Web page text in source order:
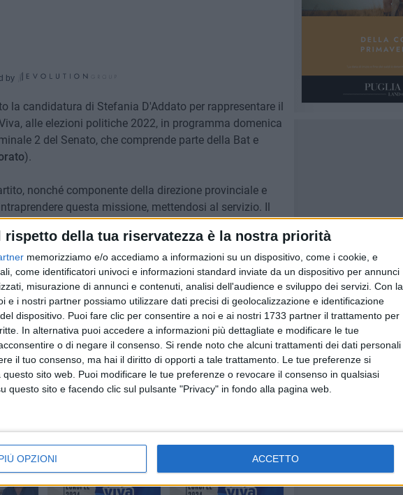
rispetto della tua riservatezza è la nostra priorità
memorizziamo e/o accediamo a informazioni su un dispositivo, come i cookie, e
come identificatori univoci e informazioni standard inviate da un dispositivo per annunci
misurazione di annunci e contenuti, analisi dell'audience e sviluppo dei servizi. Con la
e i nostri partner possiamo utilizzare dati precisi di geolocalizzazione e identificazione
dispositivo. Puoi fare clic per consentire a noi e ai nostri 1733 partner il trattamento per
In alternativa puoi accedere a informazioni più dettagliate e modificare le tue
o di negare il consenso. Si rende noto che alcuni trattamenti dei dati personali
il tuo consenso, ma hai il diritto di opporti a tale trattamento. Le tue preferenze si
sito web. Puoi modificare le tue preferenze o revocare il consenso in qualsiasi
questo sito e facendo clic sul pulsante "Privacy" in fondo alla pagina web.
OPZIONI ACCETTO
by
la candidatura di Stefania D'Addato per rappresentare il
alle elezioni politiche 2022, in programma domenica
2 del Senato, che comprende parte della Bat e
).
nonché componente della direzione provinciale e
questa missione, mettendosi al servizio. Il
di assessore alla cultura e al rapporto con le
di Azione.
«Il
ma
7 AGOSTO 2026
Tra gusto, moda e solidarietà: a
Corato la quinta edizione di
"Aperitivo tra gli Ulivi"